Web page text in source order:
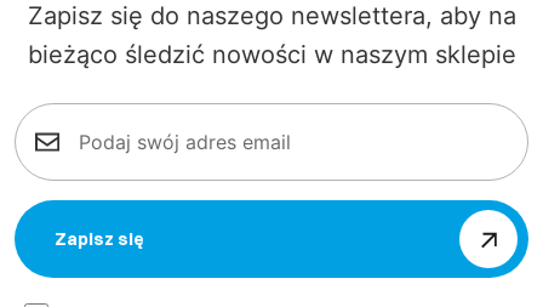
Zapisz się do naszego newslettera, aby na
bieżąco śledzić nowości w naszym sklepie
Zapisz się